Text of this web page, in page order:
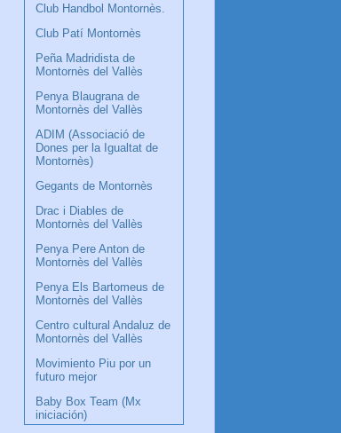
Club Handbol Montornès.
Club Patí Montornès
Peña Madridista de
Montornès del Vallès
Penya Blaugrana de
Montornès del Vallès
ADIM (Associació de
Dones per la Igualtat de
Montornès)
Gegants de Montornès
Drac i Diables de
Montornès del Vallès
Penya Pere Anton de
Montornès del Vallès
Penya Els Bartomeus de
Montornès del Vallès
Centro cultural Andaluz de
Montornès del Vallès
Movimiento Piu por un
futuro mejor
Baby Box Team (Mx
iniciación)